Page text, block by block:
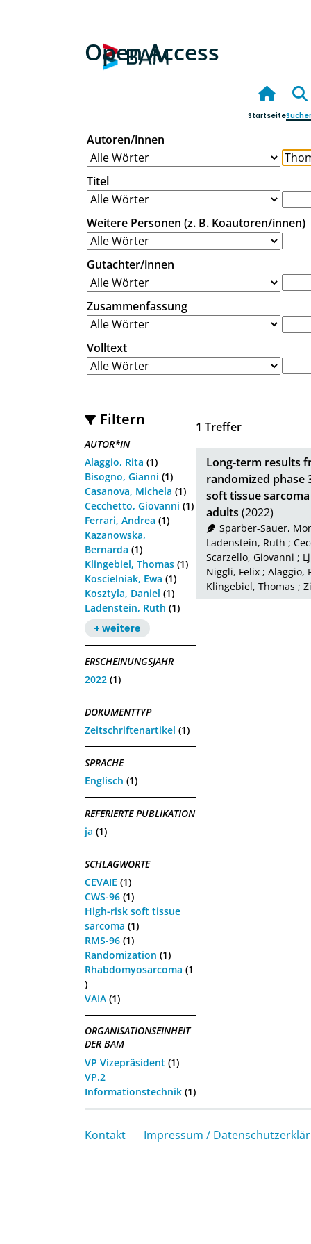
Open Access
Startseite
Autoren/innen
Titel
Weitere Personen (z. B. Koautoren/innen)
Gutachter/innen
Zusammenfassung
Volltext
Filtern
AUTOR*IN
Alaggio, Rita (1)
Bisogno, Gianni (1)
Casanova, Michela (1)
Cecchetto, Giovanni (1)
Ferrari, Andrea (1)
Kazanowska,
Bernarda (1)
Klingebiel, Thomas (1)
Koscielniak, Ewa (1)
Kosztyla, Daniel (1)
Ladenstein, Ruth (1)
+ weitere
ERSCHEINUNGSJAHR
2022 (1)
DOKUMENTTYP
Zeitschriftenartikel (1)
SPRACHE
Englisch (1)
REFERIERTE PUBLIKATION
ja (1)
SCHLAGWORTE
CEVAIE (1)
CWS-96 (1)
High-risk soft tissue
sarcoma (1)
RMS-96 (1)
Randomization (1)
Rhabdomyosarcoma (1
)
VAIA (1)
ORGANISATIONSEINHEIT
DER BAM
VP Vizepräsident (1)
VP.2
Informationstechnik (1)
1 Treffer
Long‐term results
randomized phase
soft tissue
adults (2022)
Sparber‐Sauer,
Ladenstein, Ruth ;
Scarzello, Giovanni ;
Niggli, Felix ; Alaggio,
Klingebiel, Thomas ;
Kontakt Impressum /